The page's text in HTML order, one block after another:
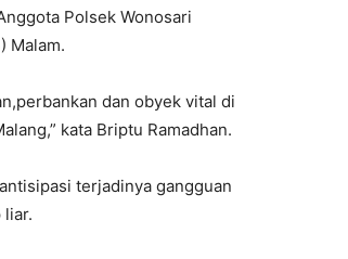
Polsek Wonosari
Malam.
dan obyek vital di
kata Briptu Ramadhan.
terjadinya gangguan
liar.